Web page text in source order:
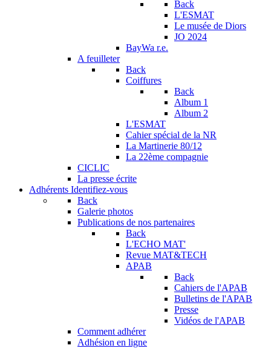
Back
L'ESMAT
Le musée de Diors
JO 2024
BayWa r.e.
A feuilleter
Back
Coiffures
Back
Album 1
Album 2
L'ESMAT
Cahier spécial de la NR
La Martinerie 80/12
La 22ème compagnie
CICLIC
La presse écrite
Adhérents Identifiez-vous
Back
Galerie photos
Publications de nos partenaires
Back
L'ECHO MAT'
Revue MAT&TECH
APAB
Back
Cahiers de l'APAB
Bulletins de l'APAB
Presse
Vidéos de l'APAB
Comment adhérer
Adhésion en ligne